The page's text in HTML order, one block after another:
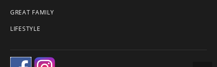
GREAT FAMILY
LIFESTYLE